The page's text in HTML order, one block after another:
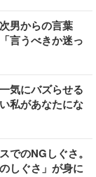
男からの言葉
言うべきか迷っ
気にバズらせる
私があなたにな
でのNGしぐさ。
しぐさ」が身に